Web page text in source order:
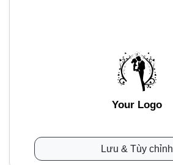
Your Logo
Lưu & Tùy chỉnh